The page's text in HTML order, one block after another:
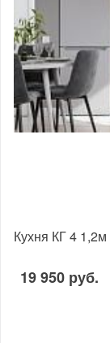
Кухня КГ 4 1,2м
19 950 руб.